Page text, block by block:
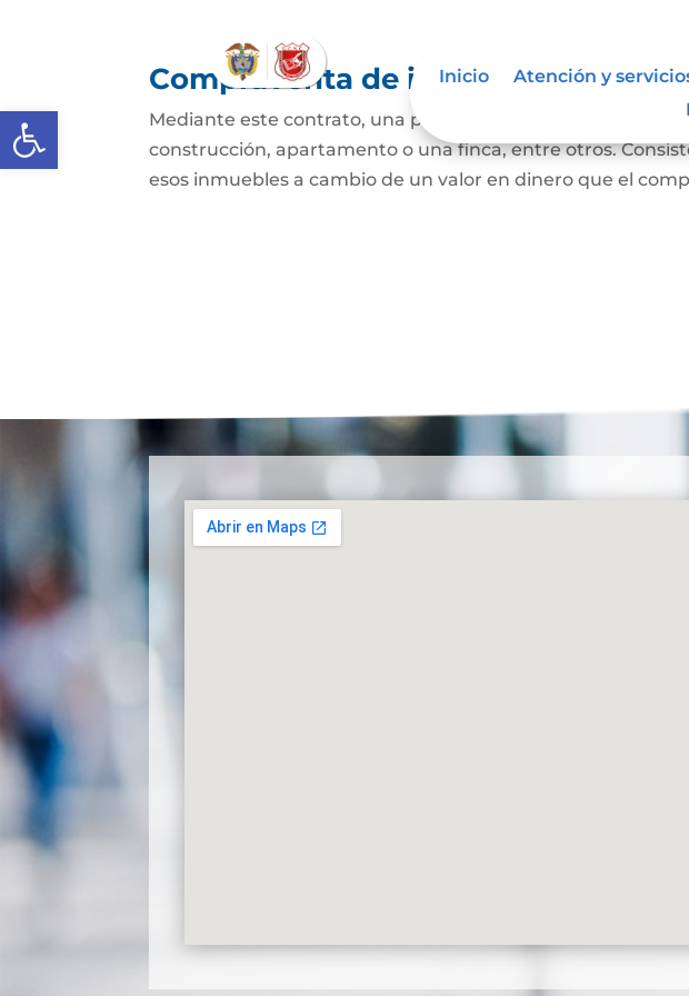
Abrir barra de herramientas
Inicio Atención y
Compraventa de inmuebles
Mediante este contrato, una persona se convierte en
construcción, apartamento o una finca, entre otros.
esos inmuebles a cambio de un valor en dinero que el